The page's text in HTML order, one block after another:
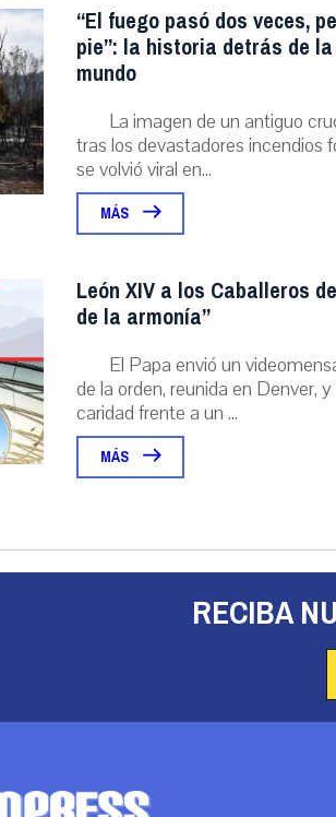
“El fuego pasó dos veces,
pie”: la historia detrás de
mundo
La imagen de un antiguo
tras los devastadores incendios
se volvió viral en...
MÁS
León XIV a los Caballeros
de la armonía”
El Papa envió un
de la orden, reunida en Denver,
caridad frente a un ...
MÁS
RECIBA